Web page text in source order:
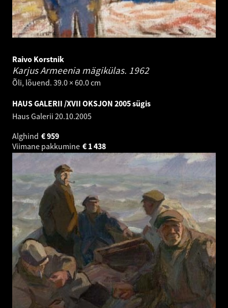
Raivo Korstnik
Karjus Armeenia mägikülas. 1962
Õli, lõuend. 39.0 × 60.0 cm
HAUS GALERII /XVII OKSJON 2005 sügis
Haus Galerii 20.10.2005
Alghind
959
€
Viimane pakkumine
1 438
€